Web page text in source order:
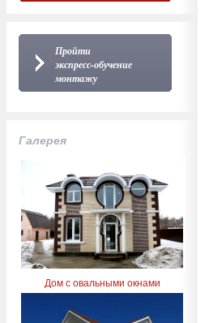
Пройти
экспресс-обучение
монтажу
Галерея
Дом с овальными окнами